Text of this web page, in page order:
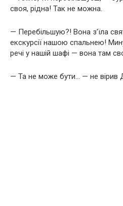
своя, рідна! Так не можна.
— Перебільшую?! Вона з’їла
екскурсії нашою спальнею!
речі у нашій шафі — вона там
— Та не може бути… — не вірив